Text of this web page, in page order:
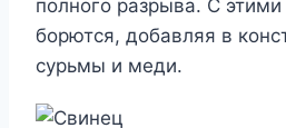
полного разрыва. С
борются, добавляя в
сурьмы и меди.